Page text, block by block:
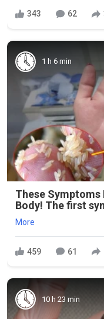
343 62
1 h 6 min
These Symptoms
Body! The first
More
459 61
10 h 23 min